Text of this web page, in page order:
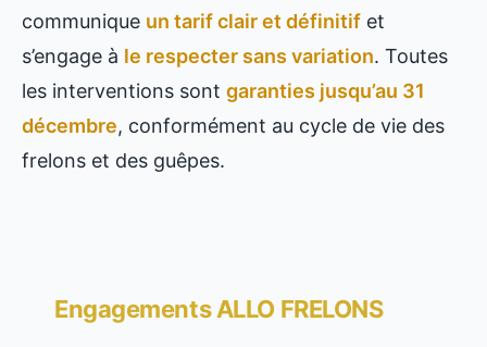
communique un tarif clair et définitif et
s’engage à le respecter sans variation. Toutes
les interventions sont garanties jusqu’au 31
décembre, conformément au cycle de vie des
frelons et des guêpes.
Engagements ALLO FRELONS